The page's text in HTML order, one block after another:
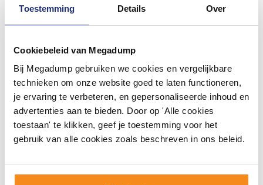
Toestemming Details Over
Cookiebeleid van Megadump
Bij Megadump gebruiken we cookies en vergelijkbare
technieken om onze website goed te laten functioneren,
je ervaring te verbeteren, en gepersonaliseerde inhoud en
advertenties aan te bieden. Door op 'Alle cookies
toestaan' te klikken, geef je toestemming voor het
gebruik van alle cookies zoals beschreven in ons beleid.
Wij geloven in de kracht van delen. Deel jouw
badkamer op Instagram met #mijndroombadkamer
en tag @megadumpnl. Samen bouwen we een
inspirerende omgeving vol met unieke
badkamerstijlen. Doe je mee?